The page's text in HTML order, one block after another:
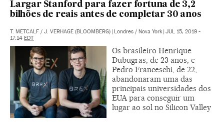
Largar Stanford para fazer fortuna de 3,2
bilhões de reais antes de completar 30 anos
T. METCALF / J. VERHAGE (BLOOMBERG) | Londres / Nova York | JUL 15, 2019 -
17:14 EDT
Os brasileiro Henrique
Dubugras, de 23 anos, e
Pedro Franceschi, de 22,
abandonaram uma das
principais universidades dos
EUA para conseguir um
lugar ao sol no Silicon Valley